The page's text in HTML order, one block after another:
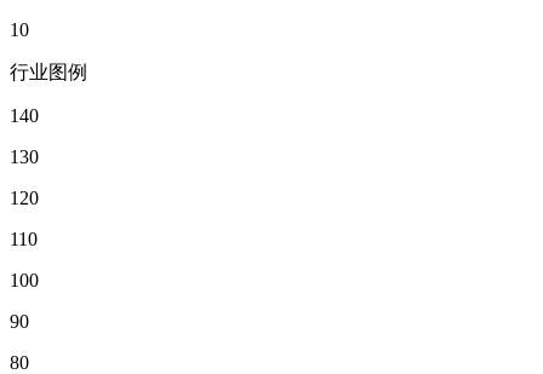
10
行业图例
140
130
120
110
100
90
80